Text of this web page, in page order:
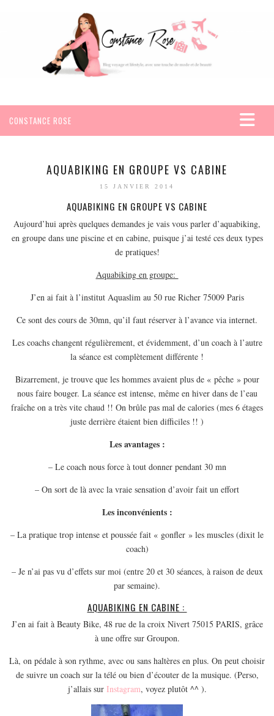
CONSTANCE ROSE
VOYAGES
EGYPTE
SEYCHELLES
AMÉRIQUE
ESPAGNE
FRANCE
GRÈCE
HONGRIE
ITALIE
PAYS BAS
RÉPUBLIQUE TCHÈQUE
MON PROGRAMME DE YOGA EN LIGNE
AUTRES CATÉGORIES
BEAUTÉ
LIFESTYLE
A PROPOS
PARUTIONS ET PARTENARIATS
AQUABIKING EN GROUPE VS CABINE
15 JANVIER 2014
AQUABIKING EN GROUPE VS CABINE
Aujourd’hui après quelques demandes je vais vous parler d’aquabiking,
en groupe dans une piscine et en cabine, puisque j’ai testé ces deux types
de pratiques!
Aquabiking en groupe:
J’en ai fait à l’institut Aquaslim au 50 rue Richer 75009 Paris
Ce sont des cours de 30mn, qu’il faut réserver à l’avance via internet.
Les coachs changent régulièrement, et évidemment, d’un coach à l’autre
la séance est complètement différente !
Bizarrement, je trouve que les hommes avaient plus de « pêche » pour
nous faire bouger. La séance est intense, même en hiver dans de l’eau
fraîche on a très vite chaud !! On brûle pas mal de calories (mes 6 étages
juste derrière étaient bien difficiles !! )
Les avantages :
– Le coach nous force à tout donner pendant 30 mn
– On sort de là avec la vraie sensation d’avoir fait un effort
Les inconvénients :
– La pratique trop intense et poussée fait « gonfler » les muscles (dixit le
coach)
– Je n’ai pas vu d’effets sur moi (entre 20 et 30 séances, à raison de deux
par semaine).
AQUABIKING EN CABINE :
J’en ai fait à Beauty Bike, 48 rue de la croix Nivert 75015 PARIS, grâce
à une offre sur Groupon.
Là, on pédale à son rythme, avec ou sans haltères en plus. On peut choisir
de suivre un coach sur la télé ou bien d’écouter de la musique. (Perso,
j’allais sur Instagram, voyez plutôt ^^ ).